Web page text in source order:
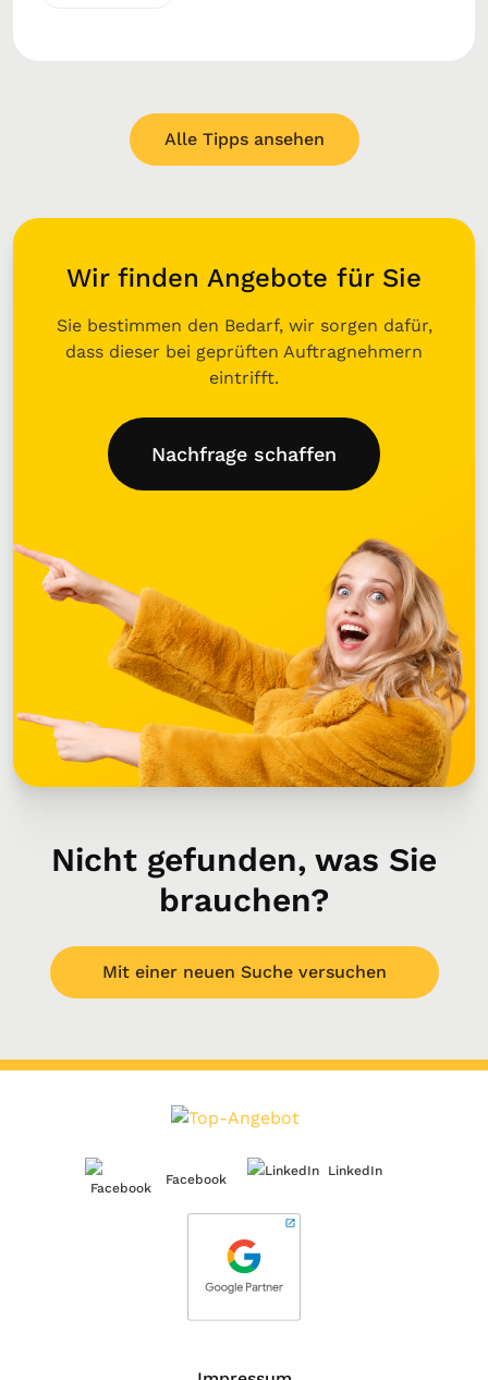
Alle Tipps ansehen
Wir finden Angebote für Sie
Sie bestimmen den Bedarf, wir sorgen dafür,
dass dieser bei geprüften Auftragnehmern
eintrifft.
Nachfrage schaffen
Nicht gefunden, was Sie
brauchen?
Mit einer neuen Suche versuchen
Facebook
LinkedIn